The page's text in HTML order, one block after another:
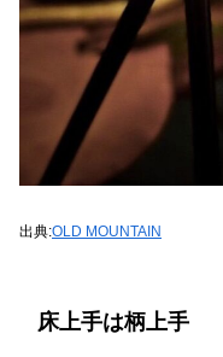
出典:OLD MOUNTAIN
床上手は柄上手